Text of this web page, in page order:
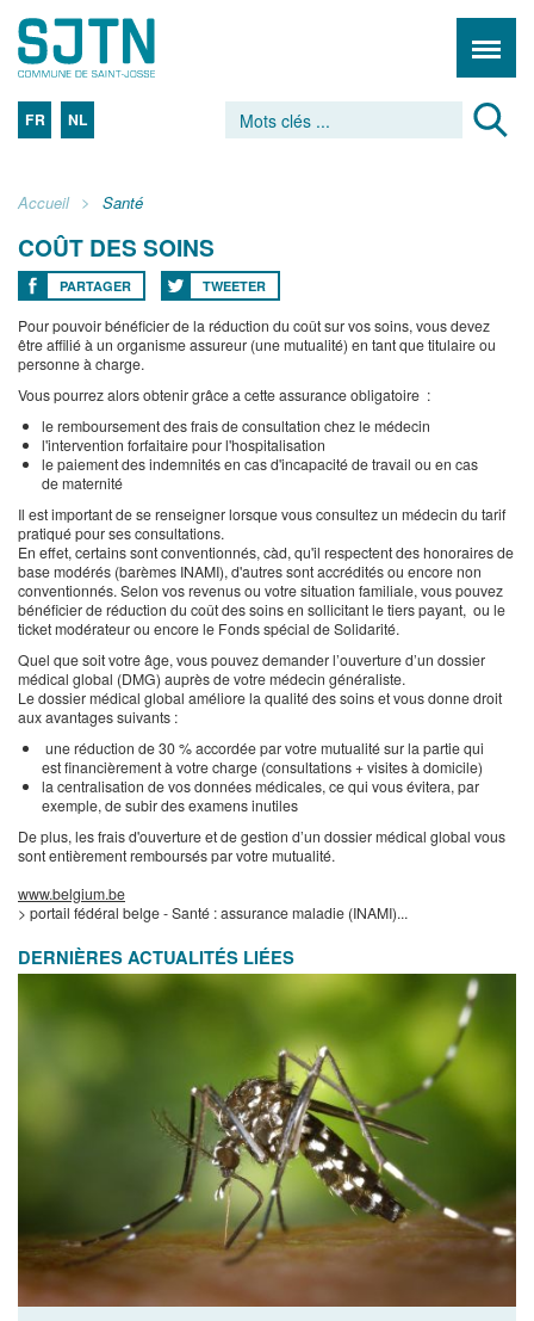
FR NL
Accueil Santé
COÛT DES SOINS
PARTAGER TWEETER
Pour pouvoir bénéficier de la réduction du coût sur vos soins, vous devez
être affilié à un organisme assureur (une mutualité) en tant que titulaire ou
personne à charge.
Vous pourrez alors obtenir grâce a cette assurance obligatoire :
le remboursement des frais de consultation chez le médecin
l'intervention forfaitaire pour l'hospitalisation
le paiement des indemnités en cas d'incapacité de travail ou en cas
de maternité
Il est important de se renseigner lorsque vous consultez un médecin du tarif
pratiqué pour ses consultations.
En effet, certains sont conventionnés, càd, qu'il respectent des honoraires de
base modérés (barèmes INAMI), d'autres sont accrédités ou encore non
conventionnés. Selon vos revenus ou votre situation familiale, vous pouvez
bénéficier de réduction du coût des soins en sollicitant le tiers payant, ou le
ticket modérateur ou encore le Fonds spécial de Solidarité.
Quel que soit votre âge, vous pouvez demander l’ouverture d’un dossier
médical global (DMG) auprès de votre médecin généraliste.
Le dossier médical global améliore la qualité des soins et vous donne droit
aux avantages suivants :
une réduction de 30 % accordée par votre mutualité sur la partie qui
est financièrement à votre charge (consultations + visites à domicile)
la centralisation de vos données médicales, ce qui vous évitera, par
exemple, de subir des examens inutiles
De plus, les frais d'ouverture et de gestion d’un dossier médical global vous
sont entièrement remboursés par votre mutualité.
www.belgium.be
> portail fédéral belge - Santé : assurance maladie (INAMI)...
DERNIÈRES ACTUALITÉS LIÉES